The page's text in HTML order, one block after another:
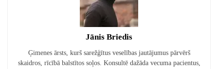
Jānis Briedis
Ģimenes ārsts, kurš sarežģītus veselības jautājumus pārvērš
skaidros, rīcībā balstītos soļos. Konsultē dažāda vecuma pacientus,